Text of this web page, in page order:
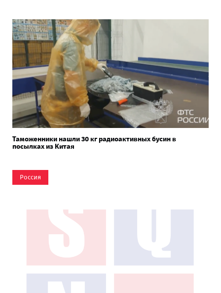
Таможенники нашли 30 кг радиоактивных бусин в
посылках из Китая
Россия